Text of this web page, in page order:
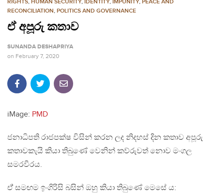
RIGHTS, HUMAN SECURITY, IDENTITY, IMPUNITY, PEACE AND
RECONCILIATION, POLITICS AND GOVERNANCE
ඒ අපූරු කතාව
SUNANDA DESHAPRIYA
on February 7, 2020
iMage: PMD
ජනාධිපති රාජපක්ෂ විසින් කරන ලද නිදහස් දින කතාව අපූරු
කතාවකැයි කියා තිබුණේ වෙනින් කව්රුවත් නොව මංගල
සමරවීරය.
ඒ් සමඟම ඉංගිරිසි බසින් ඔහු කියා තිබුණේ මෙසේ ය: